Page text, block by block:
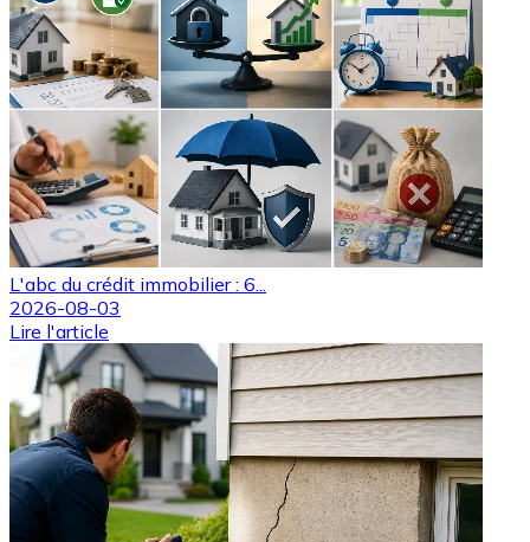
L'abc du crédit immobilier : 6...
2026-08-03
Lire l'article